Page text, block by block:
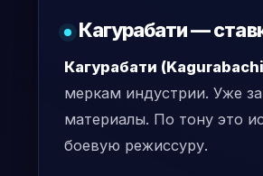
Кагурабати —
Кагурабати
меркам индустрии. Уже
материалы. По тону это
боевую режиссуру.